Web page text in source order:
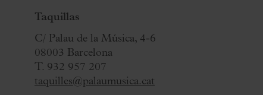
Taquillas
C/ Palau de la Música, 4-6
08003 Barcelona
T. 932 957 207
taquilles@palaumusica.cat